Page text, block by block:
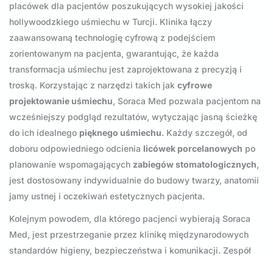
placówek dla pacjentów poszukujących wysokiej jakości
hollywoodzkiego uśmiechu w Turcji. Klinika łączy
zaawansowaną technologię cyfrową z podejściem
zorientowanym na pacjenta, gwarantując, że każda
transformacja uśmiechu jest zaprojektowana z precyzją i
troską. Korzystając z narzędzi takich jak cyfrowe
projektowanie uśmiechu, Soraca Med pozwala pacjentom na
wcześniejszy podgląd rezultatów, wytyczając jasną ścieżkę
do ich idealnego pięknego uśmiechu. Każdy szczegół, od
doboru odpowiedniego odcienia licówek porcelanowych po
planowanie wspomagających zabiegów stomatologicznych,
jest dostosowany indywidualnie do budowy twarzy, anatomii
jamy ustnej i oczekiwań estetycznych pacjenta.
Kolejnym powodem, dla którego pacjenci wybierają Soraca
Med, jest przestrzeganie przez klinikę międzynarodowych
standardów higieny, bezpieczeństwa i komunikacji. Zespół